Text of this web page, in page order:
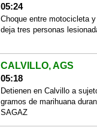
05:24
Choque entre motocicleta
deja tres personas
CALVILLO, AGS
05:18
Detienen en Calvillo a
gramos de marihuana
SAGAZ